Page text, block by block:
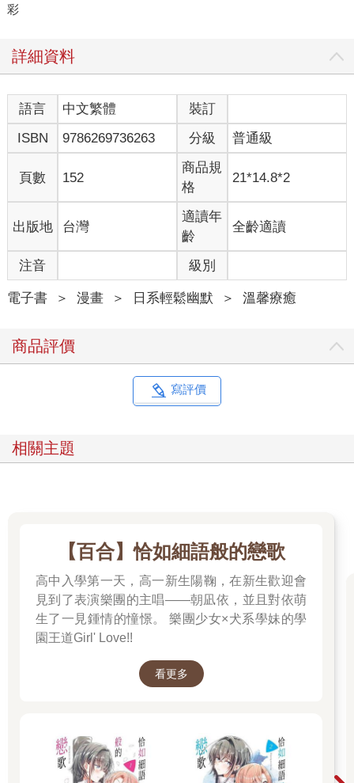
彩
詳細資料
語言 中文繁體
裝訂
ISBN
9786269736263 分級 普通級
頁數 152
商品規
格
21*14.8*2
出版地 台灣
適讀年
齡
全齡適讀
注音 級別
電子書 ＞ 漫畫 ＞ 日系輕鬆幽默 ＞ 溫馨療癒
商品評價
寫評價
相關主題
【百合】恰如細語般的戀歌
高中入學第一天，高一新生陽鞠，在新生歡迎會
見到了表演樂團的主唱——朝凪依，並且對依萌
生了一見鍾情的憧憬。 樂團少女×犬系學妹的學
園王道Girl' Love!!
看更多